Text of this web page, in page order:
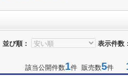
並び順： 表示件数：
該当公開件数1件 販売数5件